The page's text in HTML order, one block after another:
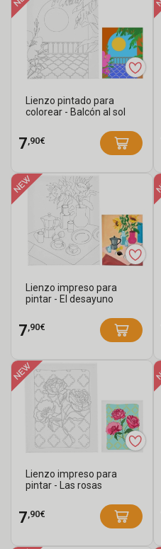
Lienzo pintado para
colorear - Balcón al sol
7 ,90€
Lienzo impreso para
pintar - El desayuno
7 ,90€
Lienzo impreso para
pintar - Las rosas
7 ,90€